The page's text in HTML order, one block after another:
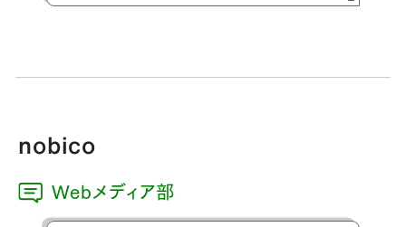
nobico
Webメディア部